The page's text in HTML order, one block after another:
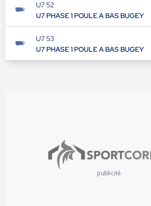
U7 52
U7 PHASE 1 POULE A BAS BUGEY
U7 53
U7 PHASE 1 POULE A BAS BUGEY
publicité